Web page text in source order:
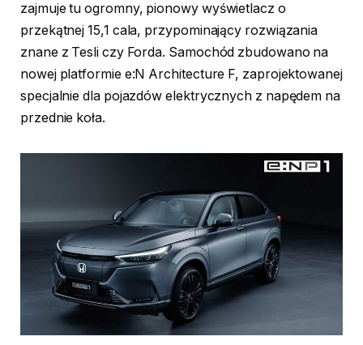
zajmuje tu ogromny, pionowy wyświetlacz o
przekątnej 15,1 cala, przypominający rozwiązania
znane z Tesli czy Forda. Samochód zbudowano na
nowej platformie e:N Architecture F, zaprojektowanej
specjalnie dla pojazdów elektrycznych z napędem na
przednie koła.